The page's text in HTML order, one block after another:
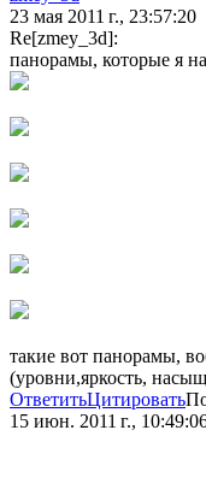
23 мая 2011 г., 23:57:20
Re[zmey_3d]:
панорамы, которые я
такие вот панорамы,
(уровни,яркость,
ОтветитьЦитировать
15 июн. 2011 г.,